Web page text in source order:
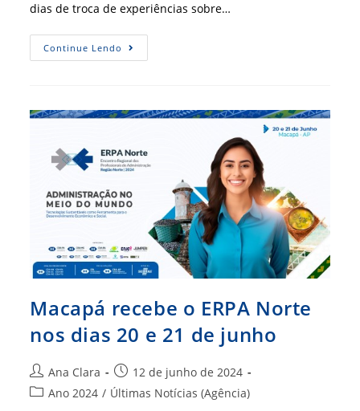
dias de troca de experiências sobre…
Continue Lendo Vem
Aí
Goiânia
Macapá recebe o ERPA Norte
nos dias 20 e 21 de junho
Autor
do
Ana Clara
Post
publicado:
12 de junho de 2024
Categoria
Ano 2024 / Últimas Notícias (Agência)